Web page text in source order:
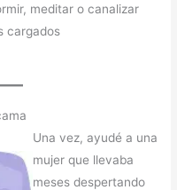
meditar o canalizar
cargados
Una vez, ayudé a una
mujer que llevaba
meses despertando